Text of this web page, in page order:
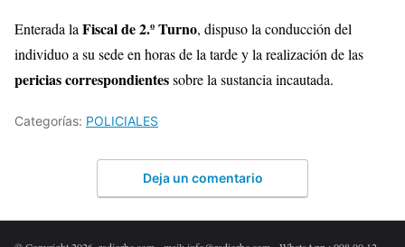
Enterada la Fiscal de 2.º Turno, dispuso la conducción del
individuo a su sede en horas de la tarde y la realización de las
pericias correspondientessobre la sustancia incautada.
Categorías: POLICIALES
Deja un comentario